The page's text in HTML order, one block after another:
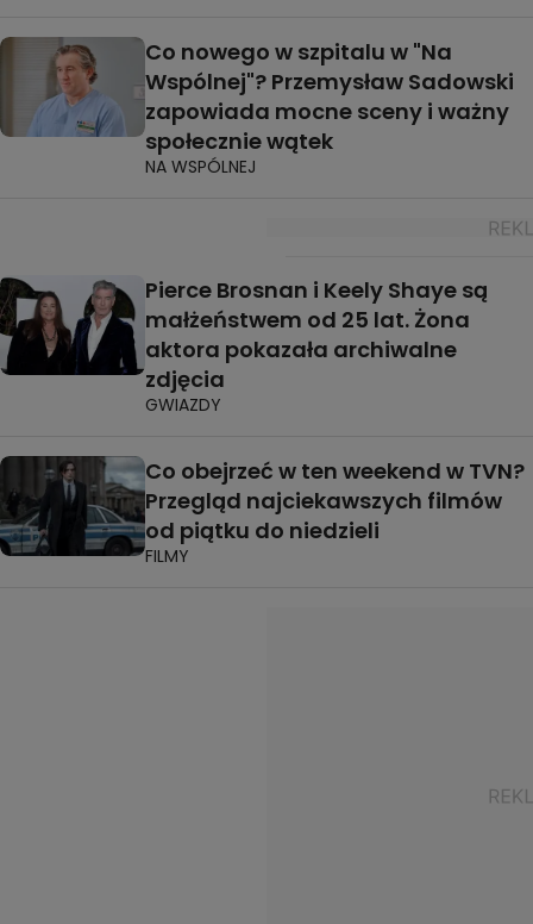
Co nowego w szpitalu w "Na
Wspólnej"? Przemysław Sadowski
zapowiada mocne sceny i ważny
społecznie wątek
NA WSPÓLNEJ
Pierce Brosnan i Keely Shaye są
małżeństwem od 25 lat. Żona
aktora pokazała archiwalne
zdjęcia
GWIAZDY
Co obejrzeć w ten weekend w TVN?
Przegląd najciekawszych filmów
od piątku do niedzieli
FILMY